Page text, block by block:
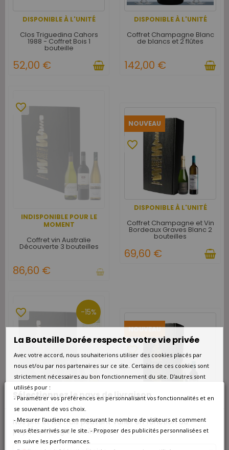
Sélectionnez le pays de livraison
Nos prix et les frais peuvent varier en fonction du
pays/de la région de livraison.
DISPONIBLE À L'UNITÉ
Clos Triguedina Cahors
1988 - Coffret Bois 1
bouteille
52,00 €
DISPONIBLE À L'UNITÉ
Coffret Champagne Blanc
de blancs et 2 flûtes
142,00 €
INDISPONIBLE POUR LE
MOMENT
favorite_border
Coffret vin Australie
Découverte 3 bouteilles
86,60 €
NOUVEAU
DISPONIBLE À L'UNITÉ
favorite_border
Coffret Champagne et Vin
Bordeaux Graves Blanc 2
bouteilles
69,60 €
-15%
INDISPONIBLE POUR LE
MOMENT
favorite_border
Coffret vin blanc Agriculture
NOUVEAU
favorite_border
Coffret Champagne et Vin
Bordeaux Graves Rouge 2
La Bouteille Dorée respecte votre vie privée
Avec votre accord, nous souhaiterions utiliser des cookies placés par
nous et/ou par nos partenaires sur ce site. Certains de ces cookies sont
strictement nécessaires au bon fonctionnement du site. D’autres sont
utilisés pour :
- Paramétrer vos préférences en personnalisant vos fonctionnalités et en
se souvenant de vos choix.
- Mesurer l’audience en mesurant le nombre de visiteurs et comment
vous êtes arrivés sur le site. - Proposer des publicités personnalisées et
en suivre les performances.